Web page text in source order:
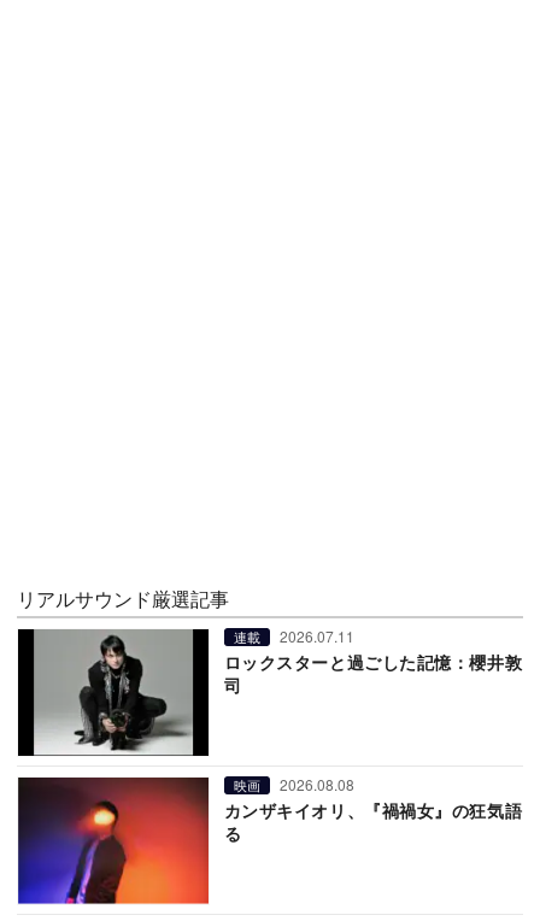
リアルサウンド厳選記事
連載 2026.07.11
ロックスターと過ごした記憶：櫻井敦
司
映画 2026.08.08
カンザキイオリ、『禍禍女』の狂気語
る